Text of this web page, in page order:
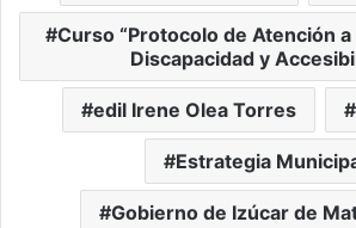
Curso “Protocolo de Atención
Discapacidad y
edil Irene Olea Torres
Estrategia
Gobierno de Izúcar de